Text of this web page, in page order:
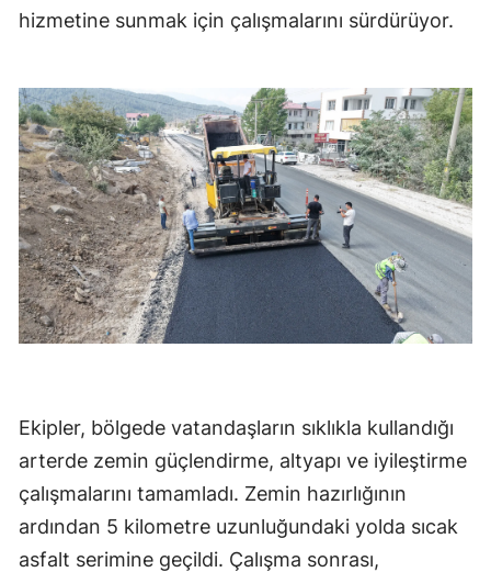
hizmetine sunmak için çalışmalarını sürdürüyor.
Ekipler, bölgede vatandaşların sıklıkla kullandığı
arterde zemin güçlendirme, altyapı ve iyileştirme
çalışmalarını tamamladı. Zemin hazırlığının
ardından 5 kilometre uzunluğundaki yolda sıcak
asfalt serimine geçildi. Çalışma sonrası,